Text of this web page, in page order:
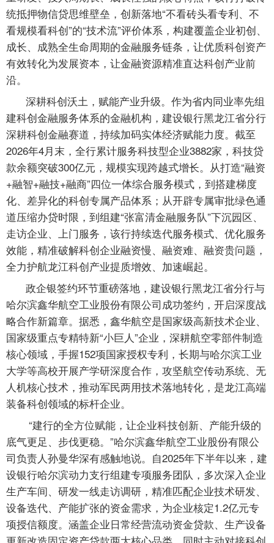
统抵押物信贷思维壁垒，创新落地“不看砖头看专利、不
看规模看科创”的“技术流”评价体系，构建覆盖企业初创、
成长、成熟全生命周期的金融服务链条，让优质科创资产
有效转化为发展资本，让金融资源精准直达科创产业前
沿。
深耕科创沃土，赋能产业升级。作为省内同业率先组
建科创金融服务体系的金融机构，建设银行黑龙江省分行
深耕科创金融赛道，持续加码实体经济赋能力度。截至
2026年4月末，全行累计服务科技型企业3882家，科技贷
款余额突破300亿元，规模实现跨越式增长。从打造“融资
+融智+融技+融商”四位一体综合服务模式，到搭建梯度
化、差异化的科创专属产品体系；从开辟专属审批绿色通
道压缩办贷时限，到组建“张富清金融服务队”下沉园区、
走访企业、上门服务，该行持续迭代服务模式、优化服务
效能，精准破解科创企业融资慢、融资难、融资贵问题，
全力护航龙江科创产业提质增效、加速崛起。
政企银签约环节重磅落地，建设银行黑龙江省分行与
哈尔滨鑫华航空工业股份有限公司成功签约，开启深度战
略合作新篇章。据悉，鑫华航空是国家级高新技术企业、
国家级重点专精特新“小巨人”企业，深耕航空零部件制造
核心领域，手握152项国家授权专利，长期与哈尔滨工业
大学等高校开展产学研深度合作，攻坚航空传动系统、无
人机核心技术，推动军民两用技术落地转化，是龙江高端
装备科创领域的标杆企业。
“建行的全方位赋能，让企业科技创新、产能升级的
底气更足、步伐更稳。”哈尔滨鑫华航空工业股份有限公
司负责人孙曼华深有感触地说。自2025年下半年以来，建
设银行哈尔滨动力支行组建专项服务团队，多次深入企业
生产车间、研发一线走访调研，精准匹配企业技术研发、
设备迭代、产能扩张的资金需求，为企业核定1.2亿元专
项授信额度。涵盖企业日常经营流动资金贷款、生产设备